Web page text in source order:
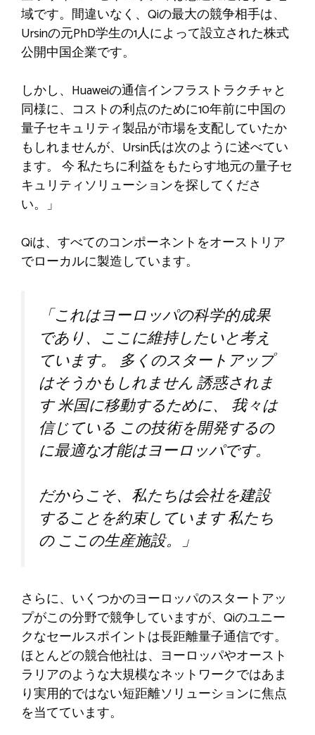
域です。間違いなく、Qiの最大の競争相手は、
Ursinの元PhD学生の1人によって設立された株式
公開中国企業です。
しかし、Huaweiの通信インフラストラクチャと
同様に、コストの利点のために10年前に中国の
量子セキュリティ製品が市場を支配していたか
もしれませんが、Ursin氏は次のように述べてい
ます。 今私たちに利益をもたらす地元の量子セ
キュリティソリューションを探してくださ
い。」
Qiは、すべてのコンポーネントをオーストリア
でローカルに製造しています。
「これはヨーロッパの科学的成果
であり、ここに維持したいと考え
ています。 多くのスタートアップ
はそうかもしれません誘惑されま
す米国に移動するために、 我々は
信じている この技術を開発するの
に最適な才能はヨーロッパです。
だからこそ、私たちは会社を建設
することを約束しています私たち
のここの生産施設。」
さらに、いくつかのヨーロッパのスタートアッ
プがこの分野で競争していますが、Qiのユニー
クなセールスポイントは長距離量子通信です。
ほとんどの競合他社は、ヨーロッパやオースト
ラリアのような大規模なネットワークではあま
り実用的ではない短距離ソリューションに焦点
を当てています。